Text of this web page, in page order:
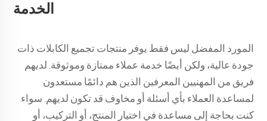
الخدمة
المورد المفضل ليس فقط يوفر منتجات تجميع الكابلات ذات
جودة عالية، ولكن أيضًا خدمة عملاء ممتازة وموثوقة. لديهم
فريق من المهنيين المعرفين الذين هم دائمًا مستعدون
لمساعدة العملاء بأي أسئلة أو مخاوف قد تكون لديهم. سواء
كنت بحاجة إلى مساعدة في اختيار المنتج، أو التركيب، أو